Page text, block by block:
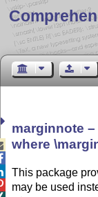
marginnote
where
This package
may be used